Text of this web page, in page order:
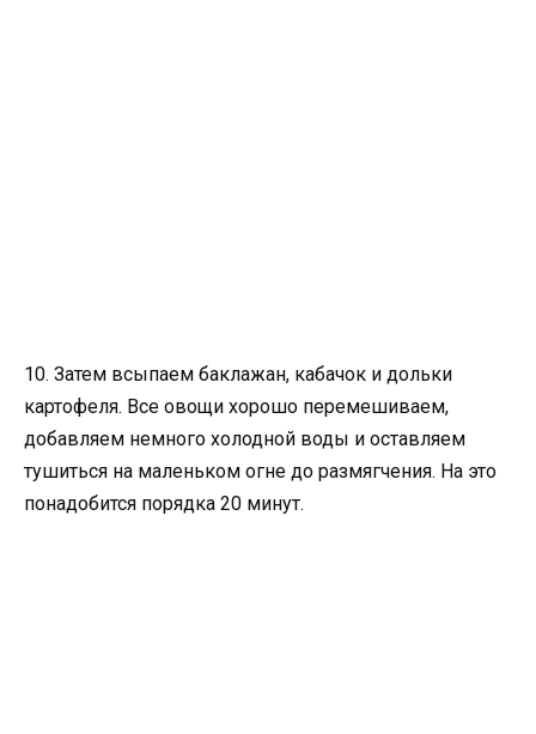
10. Затем всыпаем баклажан, кабачок и дольки
картофеля. Все овощи хорошо перемешиваем,
добавляем немного холодной воды и оставляем
тушиться на маленьком огне до размягчения. На это
понадобится порядка 20 минут.